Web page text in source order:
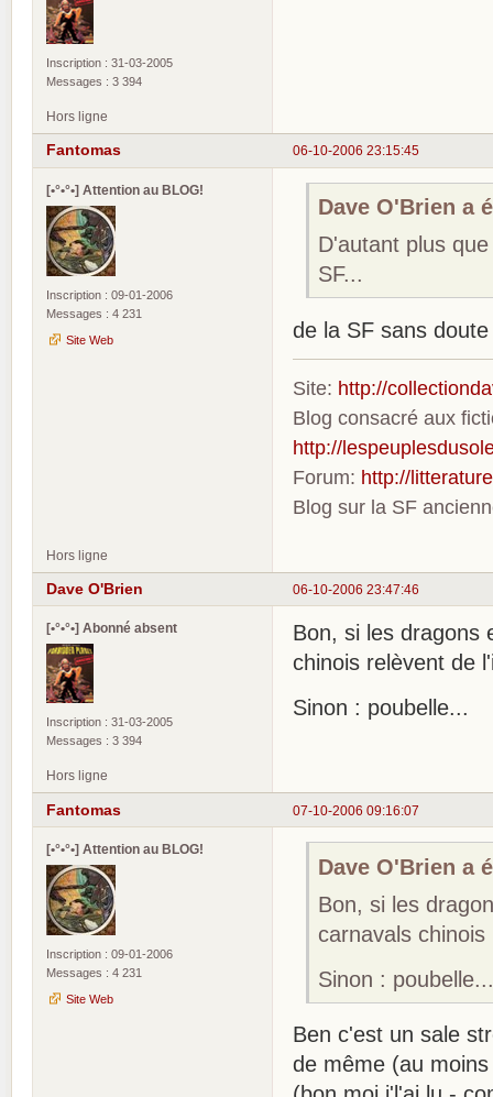
Inscription : 31-03-2005
Messages : 3 394
Hors ligne
06-10-2006 23:15:45
Fantomas
[•°•°•] Attention au BLOG!
Inscription : 09-01-2006
Messages : 4 231
Site Web
Dave O'Brien a
D'autant plus
SF...
de la SF sans
Site: http://
Blog consacré aux
http://
Forum: http://
Blog sur la SF
Hors ligne
06-10-2006 23:47:46
Dave O'Brien
[•°•°•] Abonné absent
Inscription : 31-03-2005
Messages : 3 394
Bon, si les dragons
chinois relèvent de
Sinon : poubelle...
Hors ligne
07-10-2006 09:16:07
Fantomas
[•°•°•] Attention au BLOG!
Inscription : 09-01-2006
Messages : 4 231
Site Web
Dave O'Brien a
Bon, si les
carnavals
Sinon :
Ben c'est un sale
de même (au